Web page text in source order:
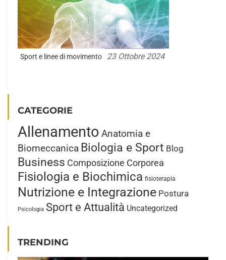
Sport e linee di movimento 23 Ottobre 2024
CATEGORIE
Allenamento Anatomia e
Biomeccanica Biologia e Sport Blog
Business Composizione Corporea
Fisiologia e Biochimica fisioterapia
Nutrizione e Integrazione Postura
Psicologia Sport e Attualità Uncategorized
TRENDING